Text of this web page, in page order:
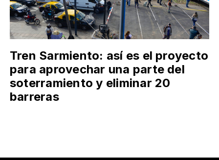
Tren Sarmiento: así es el proyecto
para aprovechar una parte del
soterramiento y eliminar 20
barreras